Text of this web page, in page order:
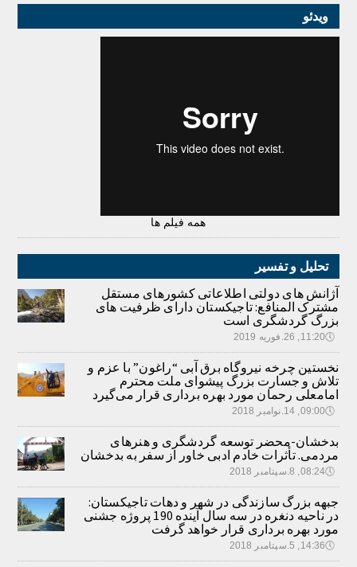
ویدئو
همه فیلم ها
تحلیل و تفسیر
آژانش های دولتی اطلاعاتی کشورهای مستقل
مشترک المنافع: تاجیکستان دارای ظرفیت های
بزرگ گردشگری است
🕔11:20, 26.فوریه 2019
نخستین چرخه نیروگاه برق آبی “راغون” با عزم و
تلاش و جسارت بزرگ پیشوای ملت محترم
امامعلی رحمان مورد بهره برداری قرار می‌گیرد
🕔09:00, 14.نوامبر 2018
بدخشان-محضر توسعه گردشگری و هنرهای
مردمی. تأثرات خادم ادبی خاور از سفر به بدخشان
🕔08:24, 8.سپتامبر 2018
جبهه بزرگ سازندگی در شهر و دهات تاجیکستان:
در ناحیه دنغره در سه سال آینده 190 پروژه جشنی
مورد بهره برداری قرار خواهد گرفت
🕔14:36, 5.سپتامبر 2018